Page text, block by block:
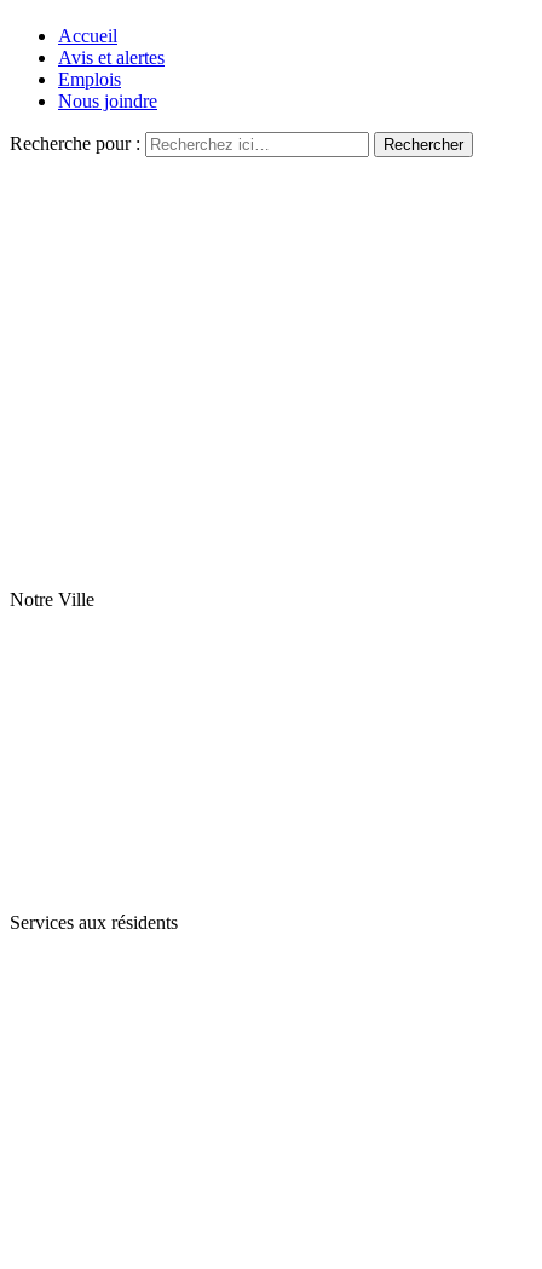
Accueil
Avis et alertes
Emplois
Nous joindre
Recherche pour :
Notre Ville
Services aux résidents